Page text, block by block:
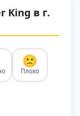
King в г.
🙁
Плохо